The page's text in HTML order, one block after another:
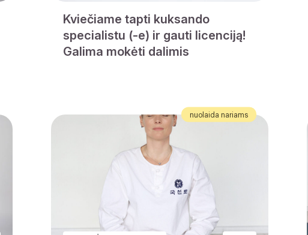
Kviečiame tapti kuksando
specialistu (-e) ir gauti licenciją!
Galima mokėti dalimis
nuolaida nariams